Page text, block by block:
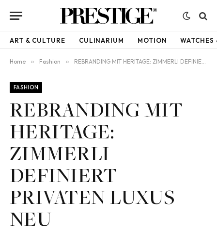
ART & CULTURE CULINARIUM MOTION WATCHES
Home » Fashion » REBRANDING MIT HERITAGE: ZIMMERLI DEFINIERT PRIVATEN LUXUS NEU
FASHION
REBRANDING MIT
HERITAGE:
ZIMMERLI
DEFINIERT
PRIVATEN LUXUS
NEU